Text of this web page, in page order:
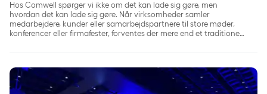
Hos Comwell spørger vi ikke om det kan lade sig gøre, men
hvordan det kan lade sig gøre. Når virksomheder samler
medarbejdere, kunder eller samarbejdspartnere til store møder,
konferencer eller firmafester, forventes der mere end et traditionelt
nye eventformater, som følger de tendenser, der driver arbejdsliv,
Comwell Koldings teatersal står snart knivskarpt